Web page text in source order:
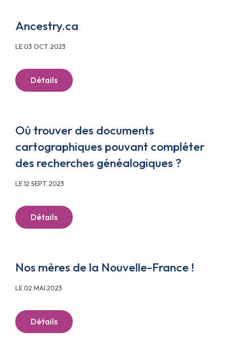
Ancestry.ca
LE 03 OCT. 2023
Détails
Où trouver des documents
cartographiques pouvant compléter
des recherches généalogiques ?
LE 12 SEPT. 2023
Détails
Nos mères de la Nouvelle-France !
LE 02 MAI 2023
Détails